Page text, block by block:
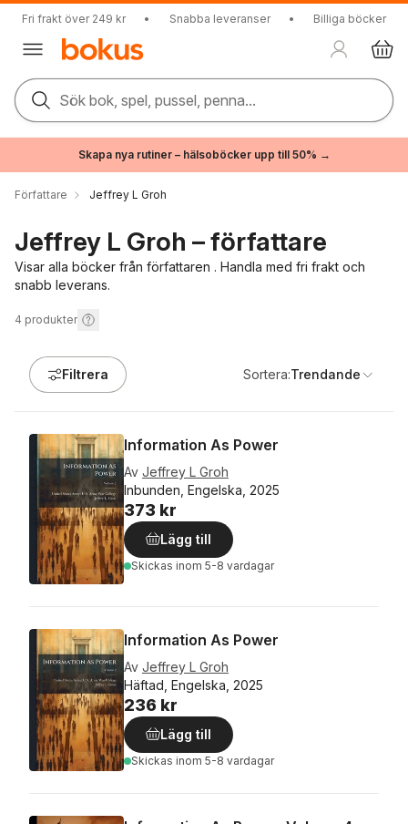
Fri frakt över 249 kr • Snabba leveranser • Billiga böcker
Sök bok, spel, pussel, penna...
Skapa nya rutiner – hälsoböcker upp till 50% →
Författare Jeffrey L Groh
Jeffrey L Groh – författare
Visar alla böcker från författaren . Handla med fri frakt och
snabb leverans.
4 produkter
Filtrera Sortera:Trendande
Information As Power
Av Jeffrey L Groh
Inbunden, Engelska, 2025
373 kr
Lägg till
Skickas inom 5-8 vardagar
Information As Power
Av Jeffrey L Groh
Häftad, Engelska, 2025
236 kr
Lägg till
Skickas inom 5-8 vardagar